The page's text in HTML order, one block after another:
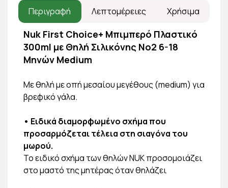
Περιγραφή Λεπτομέρειες Χρήσιμα
Nuk First Choice+ Μπιμπερό Πλαστικό
300ml με Θηλή Σιλικόνης Νο2 6-18
Μηνών Medium
Με θηλή με οπή μεσαίου μεγέθους (medium) για
βρεφικό γάλα.
• Ειδικά διαμορφωμένο σχήμα που
προσαρμόζεται τέλεια στη σιαγόνα του
μωρού.
Το ειδικό σχήμα των θηλών NUK προσομοιάζει
στο μαστό της μητέρας όταν θηλάζει